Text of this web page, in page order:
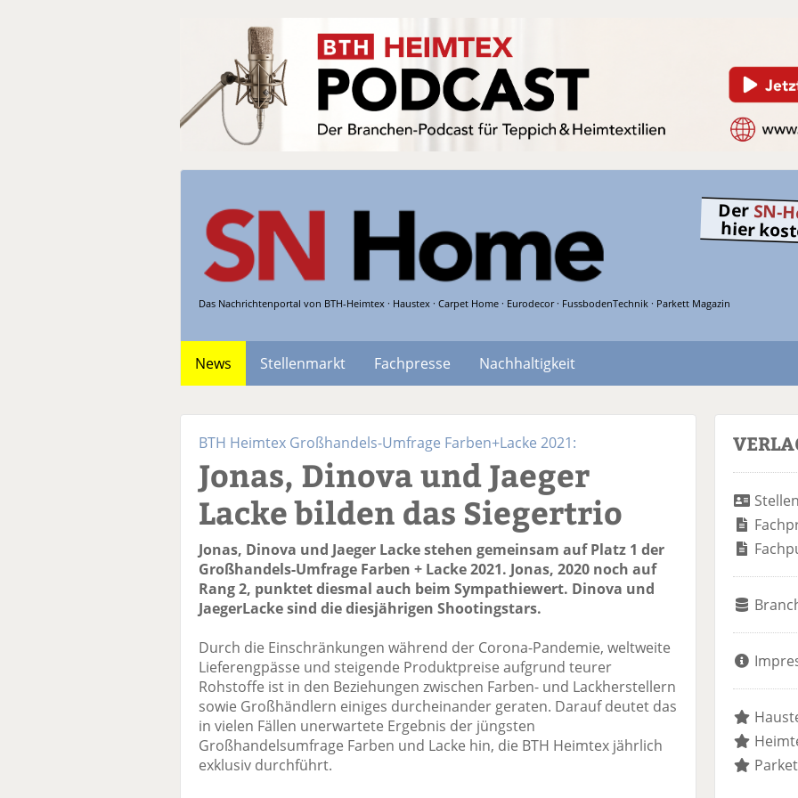
Das Nachrichtenportal von BTH-Heimtex · Haustex · Carpet Home · Eurodecor · FussbodenTechnik · Parkett Magazin
Der SN-
hier
News Stellenmarkt Fachpresse
Nachhaltigkeit
BTH Heimtex Großhandels-Umfrage Farben+Lacke 2021:
Jonas, Dinova und Jaeger
Lacke bilden das Siegertrio
Jonas, Dinova und Jaeger Lacke stehen gemeinsam auf Platz 1 der
Großhandels-Umfrage Farben + Lacke 2021. Jonas, 2020 noch auf
Rang 2, punktet diesmal auch beim Sympathiewert. Dinova und
JaegerLacke sind die diesjährigen Shootingstars.
Durch die Einschränkungen während der Corona-Pandemie, weltweite
Lieferengpässe und steigende Produktpreise aufgrund teurer
Rohstoffe ist in den Beziehungen zwischen Farben- und Lackherstellern
sowie Großhändlern einiges durcheinander geraten. Darauf deutet das
in vielen Fällen unerwartete Ergebnis der jüngsten
Großhandelsumfrage Farben und Lacke hin, die BTH Heimtex jährlich
exklusiv durchführt.